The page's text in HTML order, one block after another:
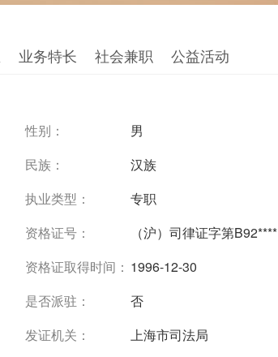
业务特长 社会兼职 公益活动
性别：
男
民族：
汉族
执业类型：
专职
资格证号：
（沪）司律证字第B92****
资格证取得时间： 1996-12-30
是否派驻：
否
发证机关： 上海市司法局